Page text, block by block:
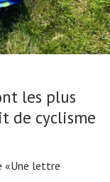
les plus
de cyclisme
«Une lettre